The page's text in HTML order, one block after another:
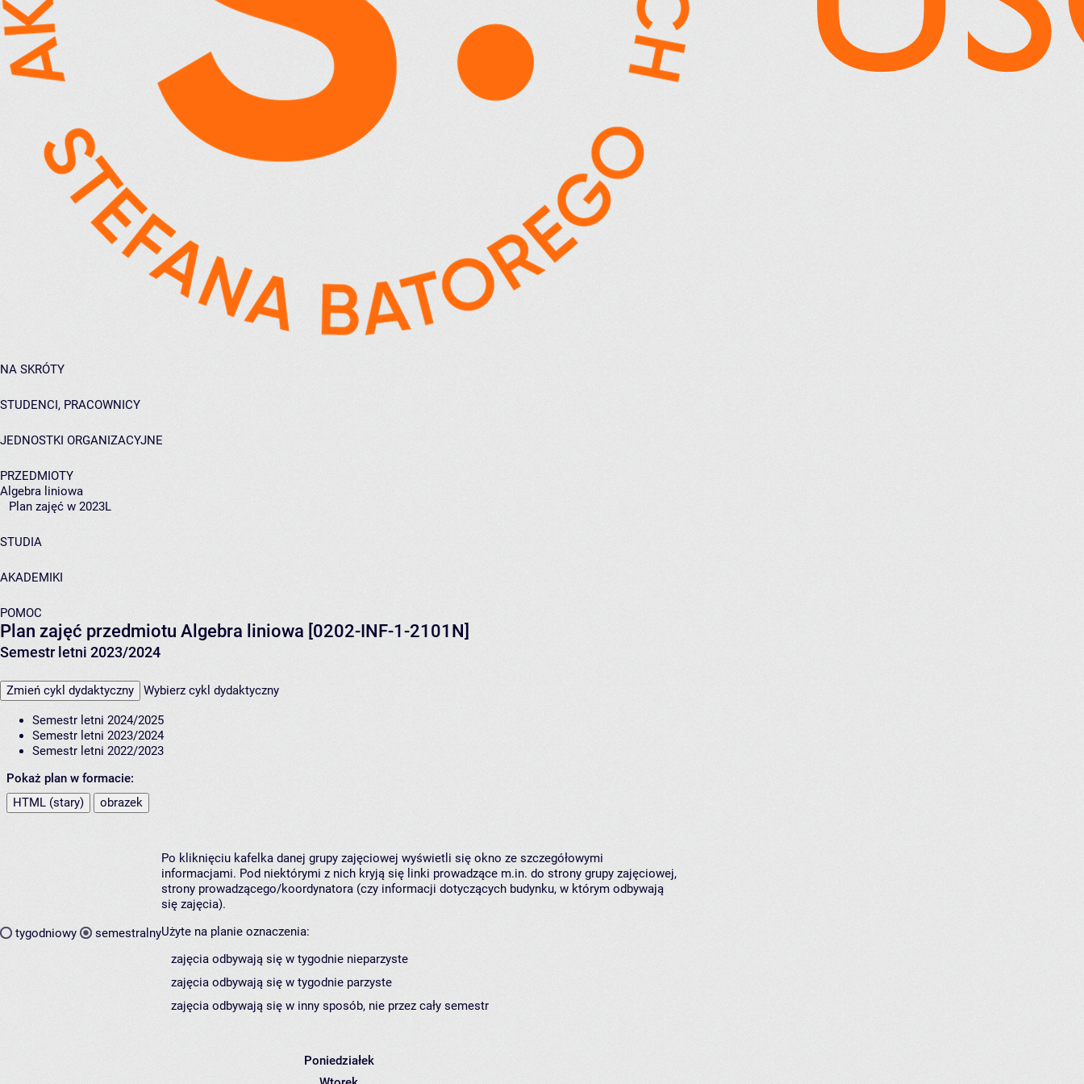
NA SKRÓTY
STUDENCI, PRACOWNICY
JEDNOSTKI ORGANIZACYJNE
PRZEDMIOTY
Algebra liniowa
Plan zajęć w 2023L
STUDIA
AKADEMIKI
POMOC
Plan zajęć przedmiotu Algebra liniowa [0202-INF-1-2101N]
Semestr letni 2023/2024
Zmień cykl dydaktyczny Wybierz cykl dydaktyczny
Semestr letni 2024/2025
Semestr letni 2023/2024
Semestr letni 2022/2023
Pokaż plan w formacie:
HTML (stary)
obrazek
tygodniowy semestralny
Po kliknięciu kafelka danej grupy zajęciowej wyświetli się okno ze szczegółowymi
informacjami. Pod niektórymi z nich kryją się linki prowadzące m.in. do strony grupy zajęciowej,
strony prowadzącego/koordynatora (czy informacji dotyczących budynku, w którym odbywają
się zajęcia).
Użyte na planie oznaczenia:
zajęcia odbywają się w tygodnie nieparzyste
zajęcia odbywają się w tygodnie parzyste
zajęcia odbywają się w inny sposób, nie przez cały semestr
Poniedziałek